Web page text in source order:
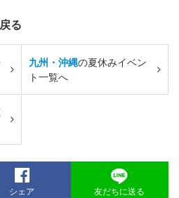
る
九州・沖縄の夏休みイベン
ト一覧へ
シェア 友だちに送る